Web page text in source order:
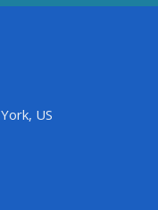
US